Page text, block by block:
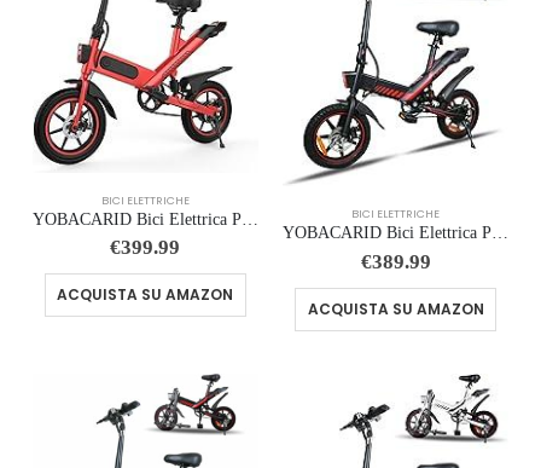
BICI ELETTRICHE
YOBACARID Bici Elettrica Pieghevole, 14″ Bici Elettrica da 250W Motore 36V 10.4AH Batteria, Autonomia di 45 KM Bici Pieghe…
€399.99
ACQUISTA SU AMAZON
BICI ELETTRICHE
YOBACARID Bici Elettrica Pieghevole, 14″ Bici Elettrica da 250W Motore 36V 10.4AH Batteria, Autonomia di 45 KM Bici Pieghe…
€389.99
ACQUISTA SU AMAZON